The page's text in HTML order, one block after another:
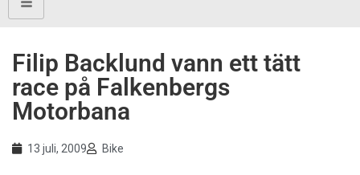
Filip Backlund vann ett tätt
race på Falkenbergs
Motorbana
13 juli, 2009 Bike